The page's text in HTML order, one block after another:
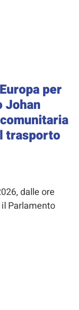
per
Johan
trasporto
dalle ore
Parlamento